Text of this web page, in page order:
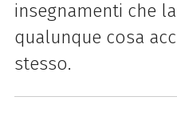
insegnamenti che
qualunque cosa
stesso.